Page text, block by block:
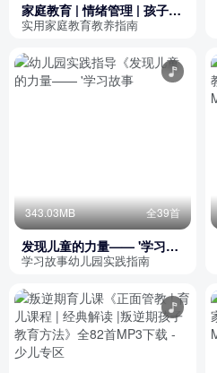
家庭教育 | 情绪管理 | 孩子越
来越焦虑怎么办
实用家庭教育教养指南
343.03MB 全39首
发现儿童的力量—— '学习故
事"在中国幼儿园的实践
学习故事幼儿园实践指南